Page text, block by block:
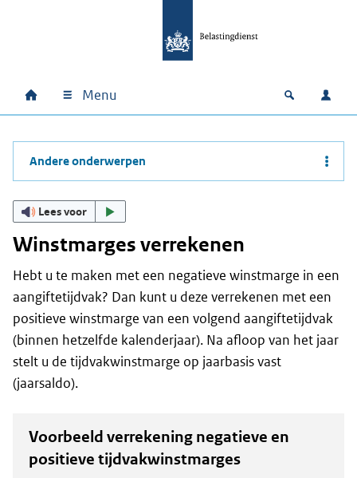
Hoofdnavigatie
Home Menu Open
Andere onderwerpen
Lees voor
Winstmarges verrekenen
Hebt u te maken met een negatieve winstmarge in een
aangiftetijdvak? Dan kunt u deze verrekenen met een
positieve winstmarge van een volgend aangiftetijdvak
(binnen hetzelfde kalenderjaar). Na afloop van het jaar
stelt u de tijdvakwinstmarge op jaarbasis vast
(jaarsaldo).
Voorbeeld verrekening negatieve en
positieve tijdvakwinstmarges